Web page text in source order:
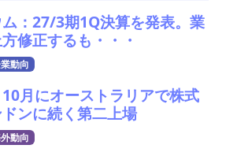
：27/3期1Q決算を発表。業
修正するも・・・
動向
月にオーストラリアで株式
ンに続く第二上場
動向